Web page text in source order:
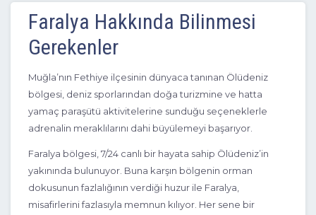
Faralya Hakkında Bilinmesi
Gerekenler
Muğla’nın Fethiye ilçesinin dünyaca tanınan Ölüdeniz
bölgesi, deniz sporlarından doğa turizmine ve hatta
yamaç paraşütü aktivitelerine sunduğu seçeneklerle
adrenalin meraklılarını dahi büyülemeyi başarıyor.
Faralya bölgesi, 7/24 canlı bir hayata sahip Ölüdeniz’in
yakınında bulunuyor. Buna karşın bölgenin orman
dokusunun fazlalığının verdiği huzur ile Faralya,
misafirlerini fazlasıyla memnun kılıyor. Her sene bir